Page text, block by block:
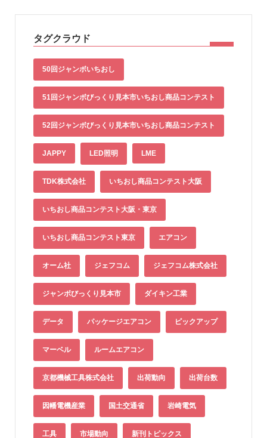
タグクラウド
50回ジャンボいちおし
51回ジャンボびっくり見本市いちおし商品コンテスト
52回ジャンボびっくり見本市いちおし商品コンテスト
JAPPY LED照明 LME
TDK株式会社 いちおし商品コンテスト大阪
いちおし商品コンテスト大阪・東京
いちおし商品コンテスト東京 エアコン
オーム社 ジェフコム ジェフコム株式会社
ジャンボびっくり見本市 ダイキン工業
データ パッケージエアコン ピックアップ
マーベル ルームエアコン
京都機械工具株式会社 出荷動向 出荷台数
因幡電機産業 国土交通省 岩崎電気
工具 市場動向 新刊トピックス